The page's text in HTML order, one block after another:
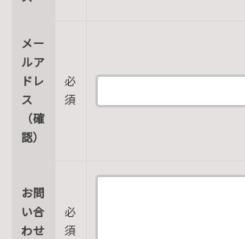
メー
ルア
ドレ
ス
（確
認）
必
須
お問
い合
わせ
必
須